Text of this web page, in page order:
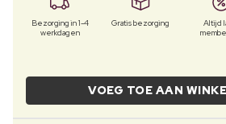
Bezorging in 1-4
werkdagen
Gratis bezorging
Altijd
VOEG TOE AAN